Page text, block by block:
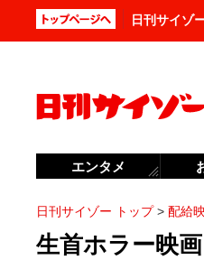
日刊サイゾ
日刊サイゾー トップ> 配給
生首ホラー映
エンタメ